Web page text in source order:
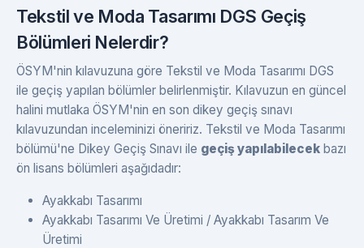
Tekstil ve Moda Tasarımı DGS Geçiş
Bölümleri Nelerdir?
ÖSYM'nin kılavuzuna göre Tekstil ve Moda Tasarımı DGS
ile geçiş yapılan bölümler belirlenmiştir. Kılavuzun en güncel
halini mutlaka ÖSYM'nin en son dikey geçiş sınavı
kılavuzundan inceleminizi öneririz. Tekstil ve Moda Tasarımı
bölümü'ne Dikey Geçiş Sınavı ile geçiş yapılabilecek bazı
ön lisans bölümleri aşağıdadır:
Ayakkabı Tasarımı
Ayakkabı Tasarımı Ve Üretimi / Ayakkabı Tasarım Ve
Üretimi